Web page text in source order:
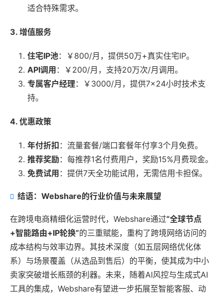
适合特殊需求。
3. 增值服务
住宅IP池：￥800/月，提供50万+真实住宅IP。
API调用 ：￥200/月，支持20万次/月调用。
专属客户经理 ：￥3000/月，提供7×24小时技术支
持。
4. 优惠政策
年付折扣 ：流量套餐/端口套餐年付享3个月免费。
推荐奖励 ：每推荐1名付费用户，奖励15%月费现金。
免费试用 ：提供7天全功能试用，无需信用卡担保。
结语：Webshare的行业价值与未来展望
在跨境电商精细化运营时代，Webshare通过“全球节点
+智能路由+IP轮换”的三重赋能，重构了跨境网络访问的
成本结构与效率边界。其技术深度（如五层网络优化体
系）与场景覆盖（从选品到售后）的平衡，使其成为中小
卖家突破增长瓶颈的利器。未来，随着AI风控与生成式AI
工具的集成，Webshare有望进一步拓展至智能客服、动